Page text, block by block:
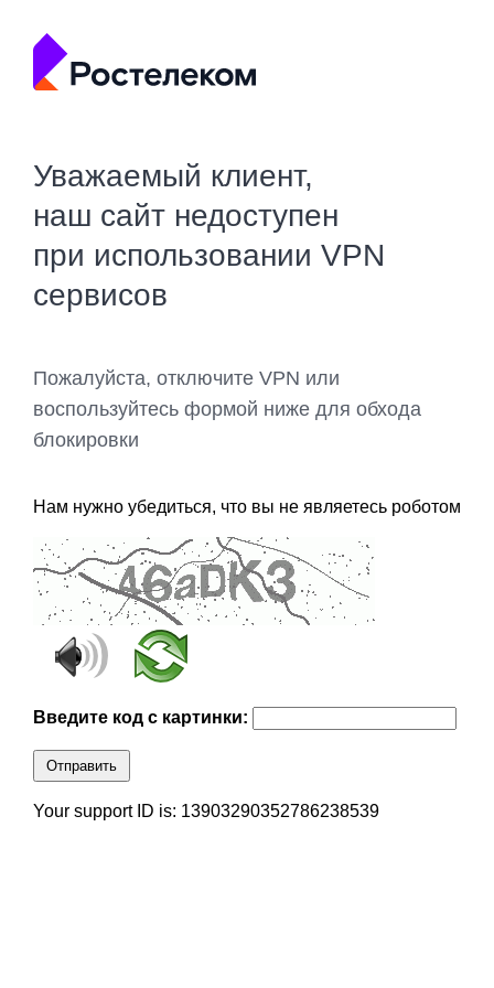
Уважаемый клиент,
наш сайт недоступен
при использовании VPN
сервисов
Пожалуйста, отключите VPN или
воспользуйтесь формой ниже для обхода
блокировки
Нам нужно убедиться, что вы не являетесь роботом
Введите код с картинки:
Отправить
Your support ID is: 13903290352786238539